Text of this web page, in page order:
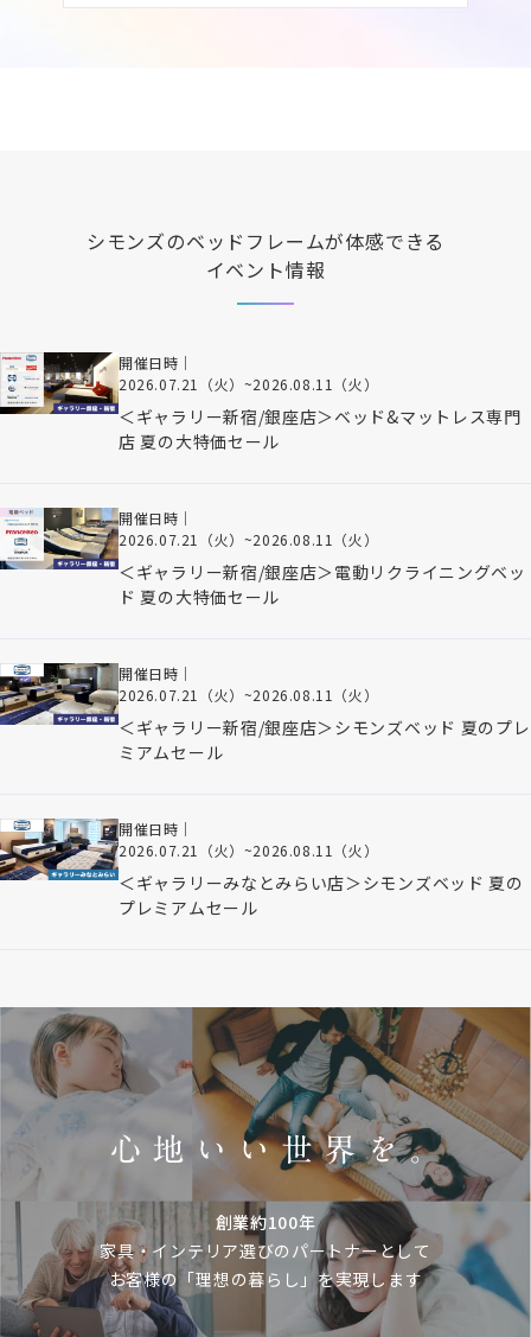
シモンズのベッドフレームが体感できる
イベント情報
開催日時｜
2026.07.21（火） ~2026.08.11（火）
＜ギャラリー新宿/銀座店＞ベッド&マットレス専門
店 夏の大特価セール
開催日時｜
2026.07.21（火） ~2026.08.11（火）
＜ギャラリー新宿/銀座店＞電動リクライニングベッ
ド 夏の大特価セール
開催日時｜
2026.07.21（火） ~2026.08.11（火）
＜ギャラリー新宿/銀座店＞シモンズベッド 夏のプレ
ミアムセール
開催日時｜
2026.07.21（火） ~2026.08.11（火）
＜ギャラリーみなとみらい店＞シモンズベッド 夏の
プレミアムセール
創業約100年
家具・インテリア選びのパートナーとして
お客様の「理想の暮らし」を実現します